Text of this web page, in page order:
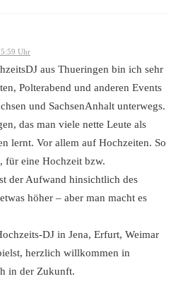
Uhr
aus Thueringen bin ich sehr
Polterabend und anderen Events
und SachsenAnhalt unterwegs.
das man viele nette Leute als
lernt. Vor allem auf Hochzeiten. So
für eine Hochzeit bzw.
der Aufwand hinsichtlich des
höher – aber man macht es
DJ in Jena, Erfurt, Weimar
herzlich willkommen in
in der Zukunft.